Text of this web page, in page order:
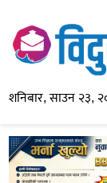
शनिबार, साउन २३,